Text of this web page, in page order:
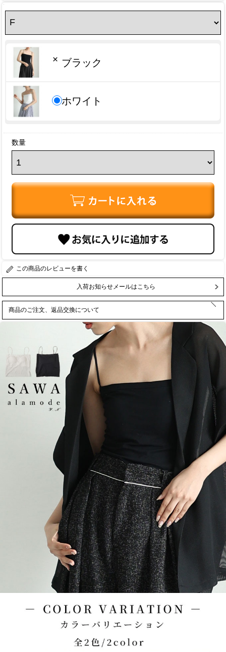
× ブラック
ホワイト
数量
レビューを書く
入荷お知らせメールはこちら
商品のご注文、返品交換について